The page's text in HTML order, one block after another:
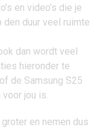
en video’s die je
den duur veel ruimte
dan wordt veel
hieronder te
de Samsung S25
jou is.
en nemen dus